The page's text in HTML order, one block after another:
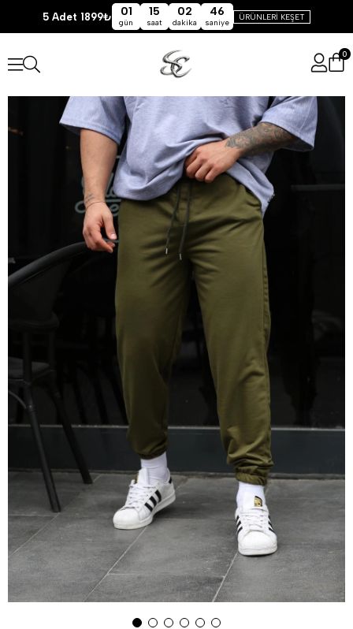
5 Adet 1899₺ 01
gün
15
saat
02
dakika
46
saniye
ÜRÜNLERİ KEŞET
0